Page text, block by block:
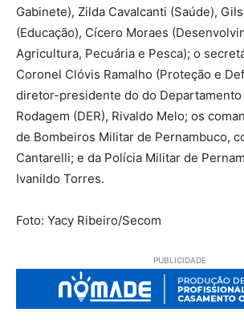
Gabinete), Zilda Cavalcanti (Saúde),
(Educação), Cícero Moraes
Agricultura, Pecuária e Pesca); o
Coronel Clóvis Ramalho (Proteção e
diretor-presidente do do Departamento
Rodagem (DER), Rivaldo Melo; os
de Bombeiros Militar de Pernambuco,
Cantarelli; e da Polícia Militar de
Ivanildo Torres.
Foto: Yacy Ribeiro/Secom
PUBLICIDADE